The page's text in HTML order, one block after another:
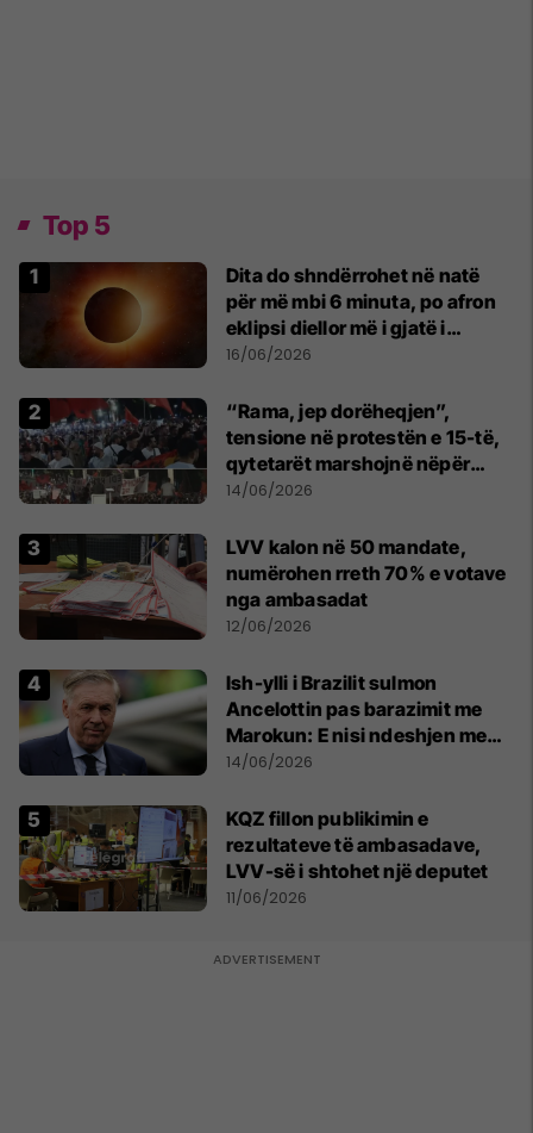
Top 5
Dita do shndërrohet në natë
për më mbi 6 minuta, po afron
eklipsi diellor më i gjatë i
shekullit të 21-të
16/06/2026
“Rama, jep dorëheqjen”,
tensione në protestën e 15-të,
qytetarët marshojnë nëpër
kryeqytet
14/06/2026
LVV kalon në 50 mandate,
numërohen rreth 70% e votave
nga ambasadat
12/06/2026
Ish-ylli i Brazilit sulmon
Ancelottin pas barazimit me
Marokun: E nisi ndeshjen me
formacionin e gabuar
14/06/2026
KQZ fillon publikimin e
rezultateve të ambasadave,
LVV-së i shtohet një deputet
11/06/2026